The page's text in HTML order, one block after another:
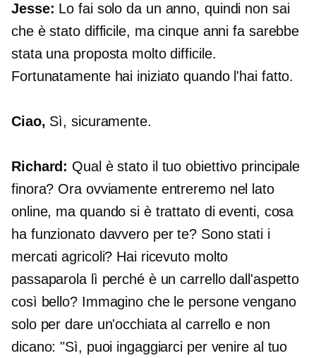
Jesse: Lo fai solo da un anno, quindi non sai
che è stato difficile, ma cinque anni fa sarebbe
stata una proposta molto difficile.
Fortunatamente hai iniziato quando l'hai fatto.
Ciao, Sì, sicuramente.
Richard: Qual è stato il tuo obiettivo principale
finora? Ora ovviamente entreremo nel lato
online, ma quando si è trattato di eventi, cosa
ha funzionato davvero per te? Sono stati i
mercati agricoli? Hai ricevuto molto
passaparola lì perché è un carrello dall'aspetto
così bello? Immagino che le persone vengano
solo per dare un'occhiata al carrello e non
dicano: "Sì, puoi ingaggiarci per venire al tuo